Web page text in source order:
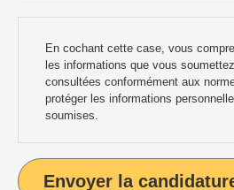
En cochant cette case, vous
les informations que vous
consultées conformément aux
protéger les informations
soumises.